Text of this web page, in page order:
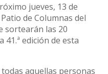
jueves, 13 de
de Columnas del
sortearán las 20
edición de esta
aquellas personas